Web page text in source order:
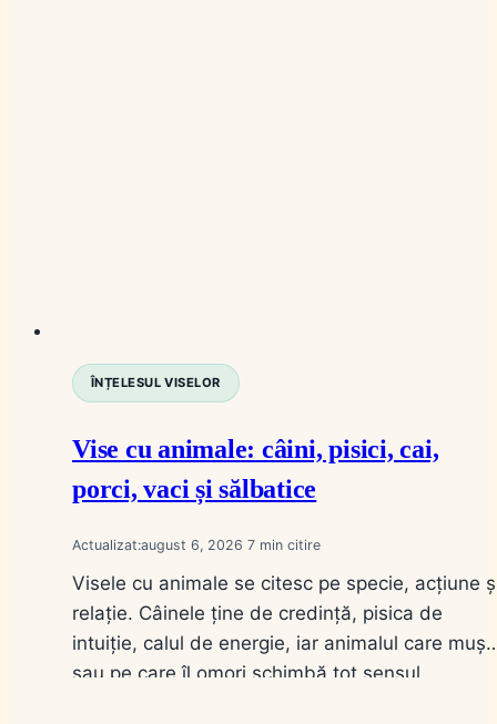
ÎNȚELESUL VISELOR
Vise cu animale: câini, pisici, cai,
porci, vaci și sălbatice
Actualizat:august 6, 2026 7
Visele cu animale se citesc pe specie, acțiune
relație. Câinele ține de credință, pisica de
intuiție, calul de energie, iar animalul care
sau pe care îl omori schimbă tot sensul.